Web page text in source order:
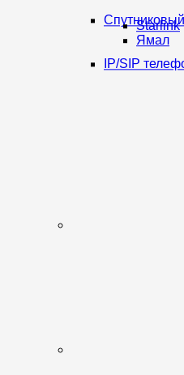
Starlink
Ямал
IP/SIP